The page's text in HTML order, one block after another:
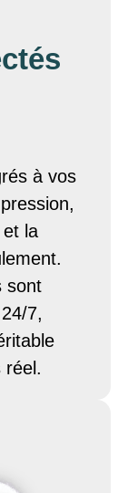
à vos
et la
sont
7,
réel.